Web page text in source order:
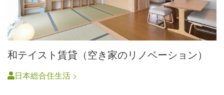
和テイスト賃貸（空き家のリノベーション）
日本総合住生活